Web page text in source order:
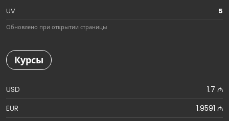
UV
5
Обновлено при открытии страницы
Курсы
USD
1.7 ₼
EUR
1.9591 ₼